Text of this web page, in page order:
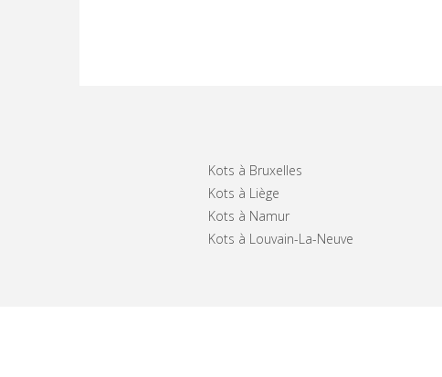
Kots à Bruxelles
Kots à Liège
Kots à Namur
Kots à Louvain-La-Neuve